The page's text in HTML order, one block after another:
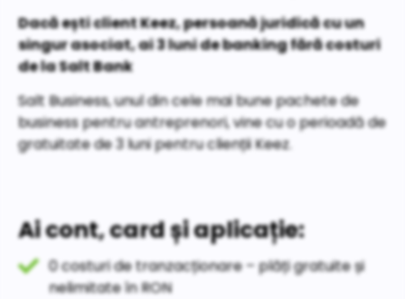
Dacă ești client Keez, persoană juridică cu un
singur asociat, ai 3 luni de banking fără costuri
de la Salt Bank
Salt Business, unul din cele mai bune pachete de
business pentru antreprenori, vine cu o perioadă de
gratuitate de 3 luni pentru clienții Keez.
Ai cont, card și aplicație:
0 costuri de tranzacționare – plăți gratuite și
nelimitate în RON